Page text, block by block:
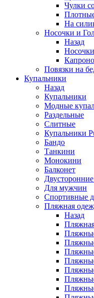
Чулки
На
Носочки и
Назад
Повязки на
Купальники
Назад
Купальники
Модные
Раздельные
Слитные
Купальники
Бандо
Танкини
Монокини
Балконет
Для мужчин
Спортивные
Пляжная
Назад